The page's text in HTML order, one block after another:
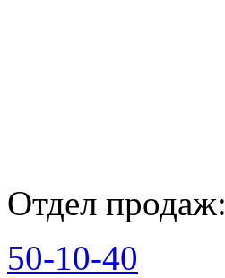
Отдел продаж:
50-10-40